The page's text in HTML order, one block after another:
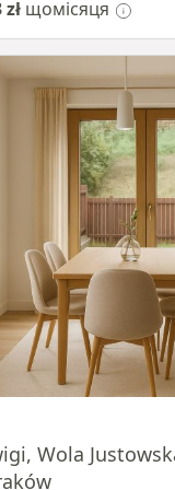
щомісяця
Wola